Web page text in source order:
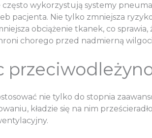
wykorzystują systemy
pacjenta. Nie tylko zmniejsza
obciążenie tkanek, co
chorego przed nadmierną
nie tylko do stopnia
kładzie się na nim